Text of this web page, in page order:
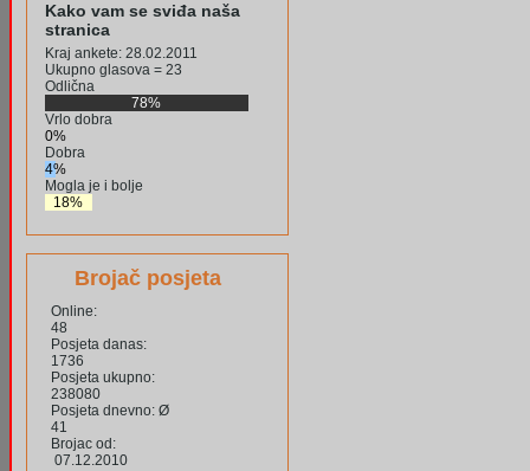
Kako vam se sviđa naša
stranica
Kraj ankete: 28.02.2011
Ukupno glasova = 23
Odlična
78%
Vrlo dobra
0%
Dobra
4%
Mogla je i bolje
18%
Brojač posjeta
Online:
48
Posjeta danas:
1736
Posjeta ukupno:
238080
Posjeta dnevno: Ø
41
Brojac od:
07.12.2010